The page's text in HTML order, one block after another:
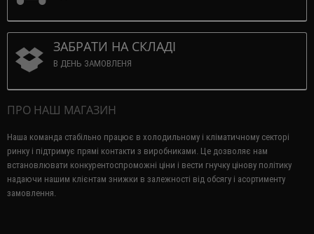
ЗАБРАТИ НА СКЛАДІ
В ДЕНЬ ЗАМОВЛЕНЯ
ПРО НАШ МАГАЗИН
Наша команда стабільно працює в холодильному і кліматичному секторі
ринку і підтримує прямі контакти з виробниками. Це дозволяє нам
встановлювати конкурентоспроможні ціни і вести гнучку цінову політику
надаючи нашим клієнтам знижки в залежності від обсягу і асортименту
замовлення.